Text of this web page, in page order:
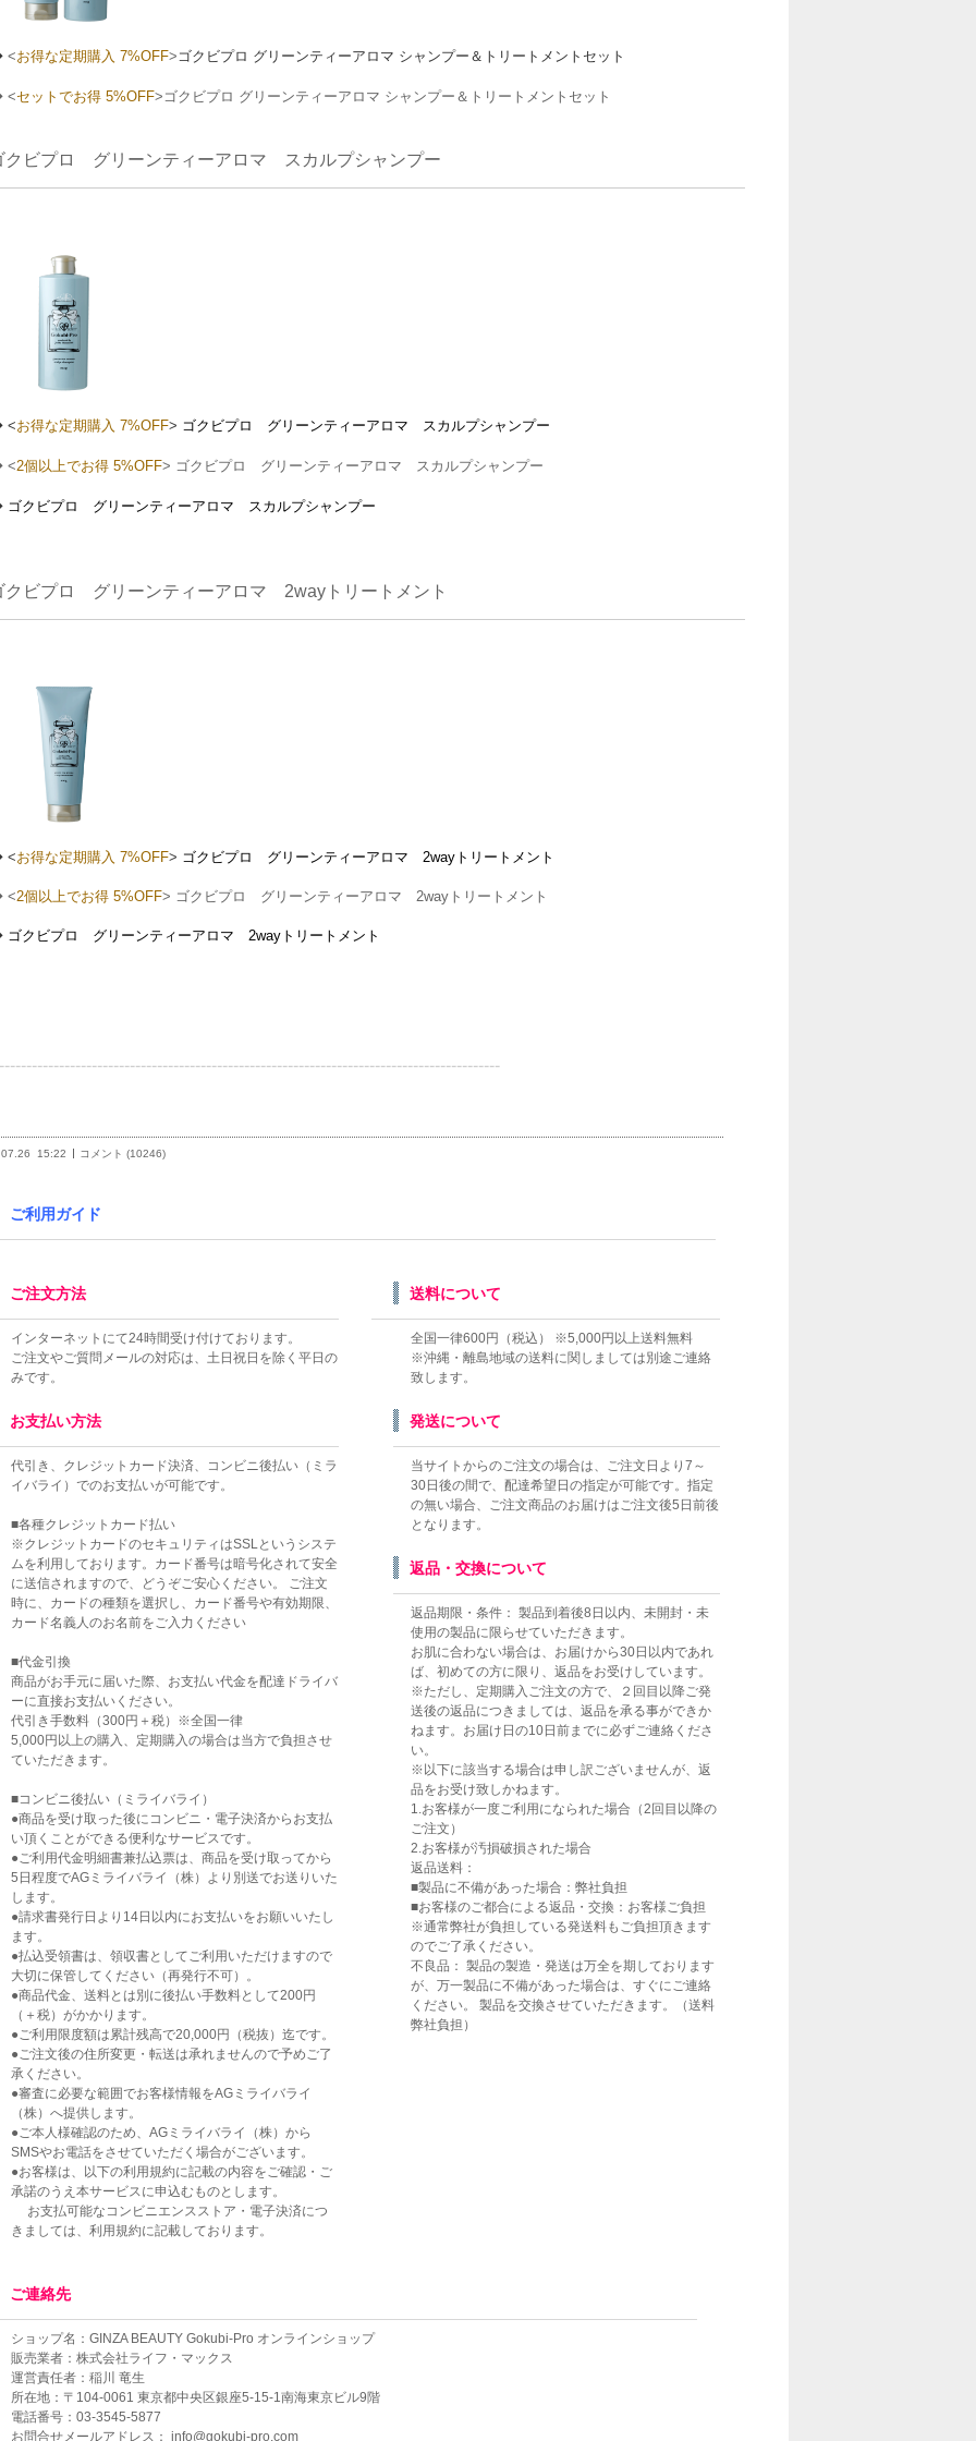
<お得な定期購入 7%OFF>ゴクビプロ グリーンティーアロマ シャンプー＆トリートメントセット
<セットでお得 5%OFF>ゴクビプロ グリーンティーアロマ シャンプー＆トリートメントセット
クビプロ グリーンティーアロマ スカルプシャンプー
<お得な定期購入 7%OFF> ゴクビプロ グリーンティーアロマ スカルプシャンプー
<2個以上でお得 5%OFF> ゴクビプロ グリーンティーアロマ スカルプシャンプー
ゴクビプロ グリーンティーアロマ スカルプシャンプー
クビプロ グリーンティーアロマ 2wayトリートメント
<お得な定期購入 7%OFF> ゴクビプロ グリーンティーアロマ 2wayトリートメント
<2個以上でお得 5%OFF> ゴクビプロ グリーンティーアロマ 2wayトリートメント
ゴクビプロ グリーンティーアロマ 2wayトリートメント
15:22 コメント (10246)
ご利用ガイド
ご注文方法
インターネットにて24時間受け付けております。
ご注文やご質問メールの対応は、土日祝日を除く平日の
みです。
お支払い方法
代引き、クレジットカード決済、コンビニ後払い（ミラ
イバライ）でのお支払いが可能です。
■各種クレジットカード払い
※クレジットカードのセキュリティはSSLというシステ
ムを利用しております。カード番号は暗号化されて安全
に送信されますので、どうぞご安心ください。 ご注文
時に、カードの種類を選択し、カード番号や有効期限、
カード名義人のお名前をご入力ください
■代金引換
商品がお手元に届いた際、お支払い代金を配達ドライバ
ーに直接お支払いください。
代引き手数料（300円＋税）※全国一律
5,000円以上の購入、定期購入の場合は当方で負担させ
ていただきます。
■コンビニ後払い（ミライバライ）
●商品を受け取った後にコンビニ・電子決済からお支払
い頂くことができる便利なサービスです。
●ご利用代金明細書兼払込票は、商品を受け取ってから
5日程度でAGミライバライ（株）より別送でお送りいた
します。
●請求書発行日より14日以内にお支払いをお願いいたし
ます。
●払込受領書は、領収書としてご利用いただけますので
大切に保管してください（再発行不可）。
●商品代金、送料とは別に後払い手数料として200円
（＋税）がかかります。
●ご利用限度額は累計残高で20,000円（税抜）迄です。
●ご注文後の住所変更・転送は承れませんので予めご了
承ください。
●審査に必要な範囲でお客様情報をAGミライバライ
（株）へ提供します。
●ご本人様確認のため、AGミライバライ（株）から
SMSやお電話をさせていただく場合がございます。
●お客様は、以下の利用規約に記載の内容をご確認・ご
承諾のうえ本サービスに申込むものとします。
お支払可能なコンビニエンスストア・電子決済につ
きましては、 利用規約に記載しております。
送料について
全国一律600円（税込） ※5,000円以上送料無料
※沖縄・離島地域の送料に関しましては別途ご連絡
致します。
発送について
当サイトからのご注文の場合は、ご注文日より7～
30日後の間で、配達希望日の指定が可能です。指定
の無い場合、ご注文商品のお届けはご注文後5日前後
となります。
返品・交換について
返品期限・条件： 製品到着後8日以内、未開封・未
使用の製品に限らせていただきます。
お肌に合わない場合は、お届けから30日以内であれ
ば、初めての方に限り、返品をお受けしています。
※ただし、定期購入ご注文の方で、２回目以降ご発
送後の返品につきましては、返品を承る事ができか
ねます。お届け日の10日前までに必ずご連絡くださ
い。
※以下に該当する場合は申し訳ございませんが、返
品をお受け致しかねます。
1.お客様が一度ご利用になられた場合（2回目以降の
ご注文）
2.お客様が汚損破損された場合
返品送料：
■製品に不備があった場合：弊社負担
■お客様のご都合による返品・交換：お客様ご負担
※通常弊社が負担している発送料もご負担頂きます
のでご了承ください。
不良品： 製品の製造・発送は万全を期しております
が、万一製品に不備があった場合は、すぐにご連絡
ください。 製品を交換させていただきます。（送料
弊社負担）
ご連絡先
ショップ名：GINZA BEAUTY Gokubi-Pro オンラインショップ
販売業者：株式会社ライフ・マックス
運営責任者：稲川 竜生
所在地：〒104-0061 東京都中央区銀座5-15-1南海東京ビル9階
電話番号：03-3545-5877
お問合せメールアドレス： info@gokubi-pro.com